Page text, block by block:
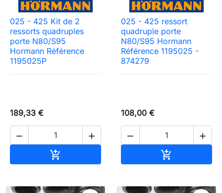
025 - 425 Kit de 2
ressorts quadruples
porte N80/S95
Hormann Référence
1195025P
189,33 €
 

025 - 425 ressort
quadruple porte
N80/S95 Hormann
Référence 1195025 -
874279
108,00 €
 
